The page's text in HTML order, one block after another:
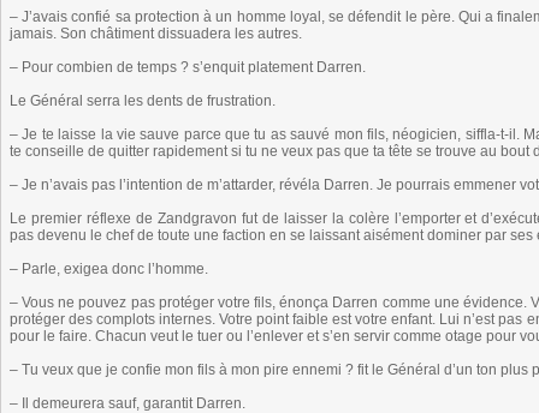
– J’avais confié sa protection à un homme loyal, se défendit le père. Qui a
jamais. Son châtiment dissuadera les autres.
– Pour combien de temps ? s’enquit platement Darren.
Le Général serra les dents de frustration.
– Je te laisse la vie sauve parce que tu as sauvé mon fils, néogicien, siffla-t-il.
te conseille de quitter rapidement si tu ne veux pas que ta tête se trouve au bout
– Je n’avais pas l’intention de m’attarder, révéla Darren. Je pourrais emmener
Le premier réflexe de Zandgravon fut de laisser la colère l’emporter et
pas devenu le chef de toute une faction en se laissant aisément dominer par ses
– Parle, exigea donc l’homme.
– Vous ne pouvez pas protéger votre fils, énonça Darren comme une
protéger des complots internes. Votre point faible est votre enfant. Lui n’est
pour le faire. Chacun veut le tuer ou l’enlever et s’en servir comme otage pour
– Tu veux que je confie mon fils à mon pire ennemi ? fit le Général d’un ton plus
– Il demeurera sauf, garantit Darren.